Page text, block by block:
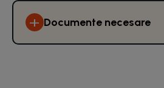
+ Documente necesare